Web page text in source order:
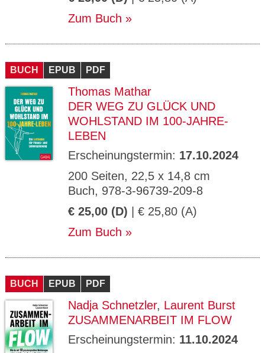
Zum Buch
BUCH EPUB PDF
Thomas Mathar
DER WEG ZU GLÜCK UND
WOHLSTAND IM 100-JAHRE-
LEBEN
Erscheinungstermin: 17.10.2024
200 Seiten, 22,5 x 14,8 cm
Buch, 978-3-96739-209-8
€ 25,00 (D) | € 25,80 (A)
Zum Buch
BUCH EPUB PDF
Nadja Schnetzler, Laurent Burst
ZUSAMMENARBEIT IM FLOW
Erscheinungstermin: 11.10.2024